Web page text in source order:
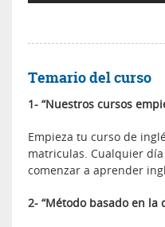
Temario del curso
1- “Nuestros cursos
Empieza tu curso de
matriculas. Cualquier
comenzar a aprender
2- “Método basado en la